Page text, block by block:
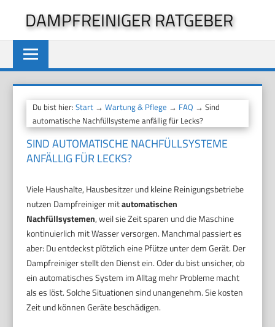
springen
DAMPFREINIGER RATGEBER
Du bist hier:Start →Wartung & Pflege → FAQ → Sind
automatische Nachfüllsysteme anfällig für Lecks?
SIND AUTOMATISCHE NACHFÜLLSYSTEME
ANFÄLLIG FÜR LECKS?
Viele Haushalte, Hausbesitzer und kleine Reinigungsbetriebe
nutzen Dampfreiniger mitautomatischen
Nachfüllsystemen, weil sie Zeit sparen und die Maschine
kontinuierlich mit Wasser versorgen. Manchmal passiert es
aber: Du entdeckst plötzlich eine Pfütze unter dem Gerät. Der
Dampfreiniger stellt den Dienst ein. Oder du bist unsicher, ob
ein automatisches System im Alltag mehr Probleme macht
als es löst. Solche Situationen sind unangenehm. Sie kosten
Zeit und können Geräte beschädigen.